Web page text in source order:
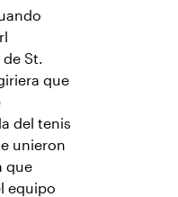
St.
que
del tenis
unieron
que
equipo